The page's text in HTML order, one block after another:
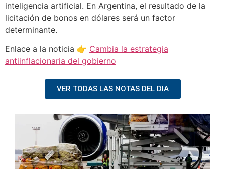
inteligencia artificial. En Argentina, el resultado de la
licitación de bonos en dólares será un factor
determinante.
Enlace a la noticia 👉 Cambia la estrategia
antiinflacionaria del gobierno
VER TODAS LAS NOTAS DEL DIA